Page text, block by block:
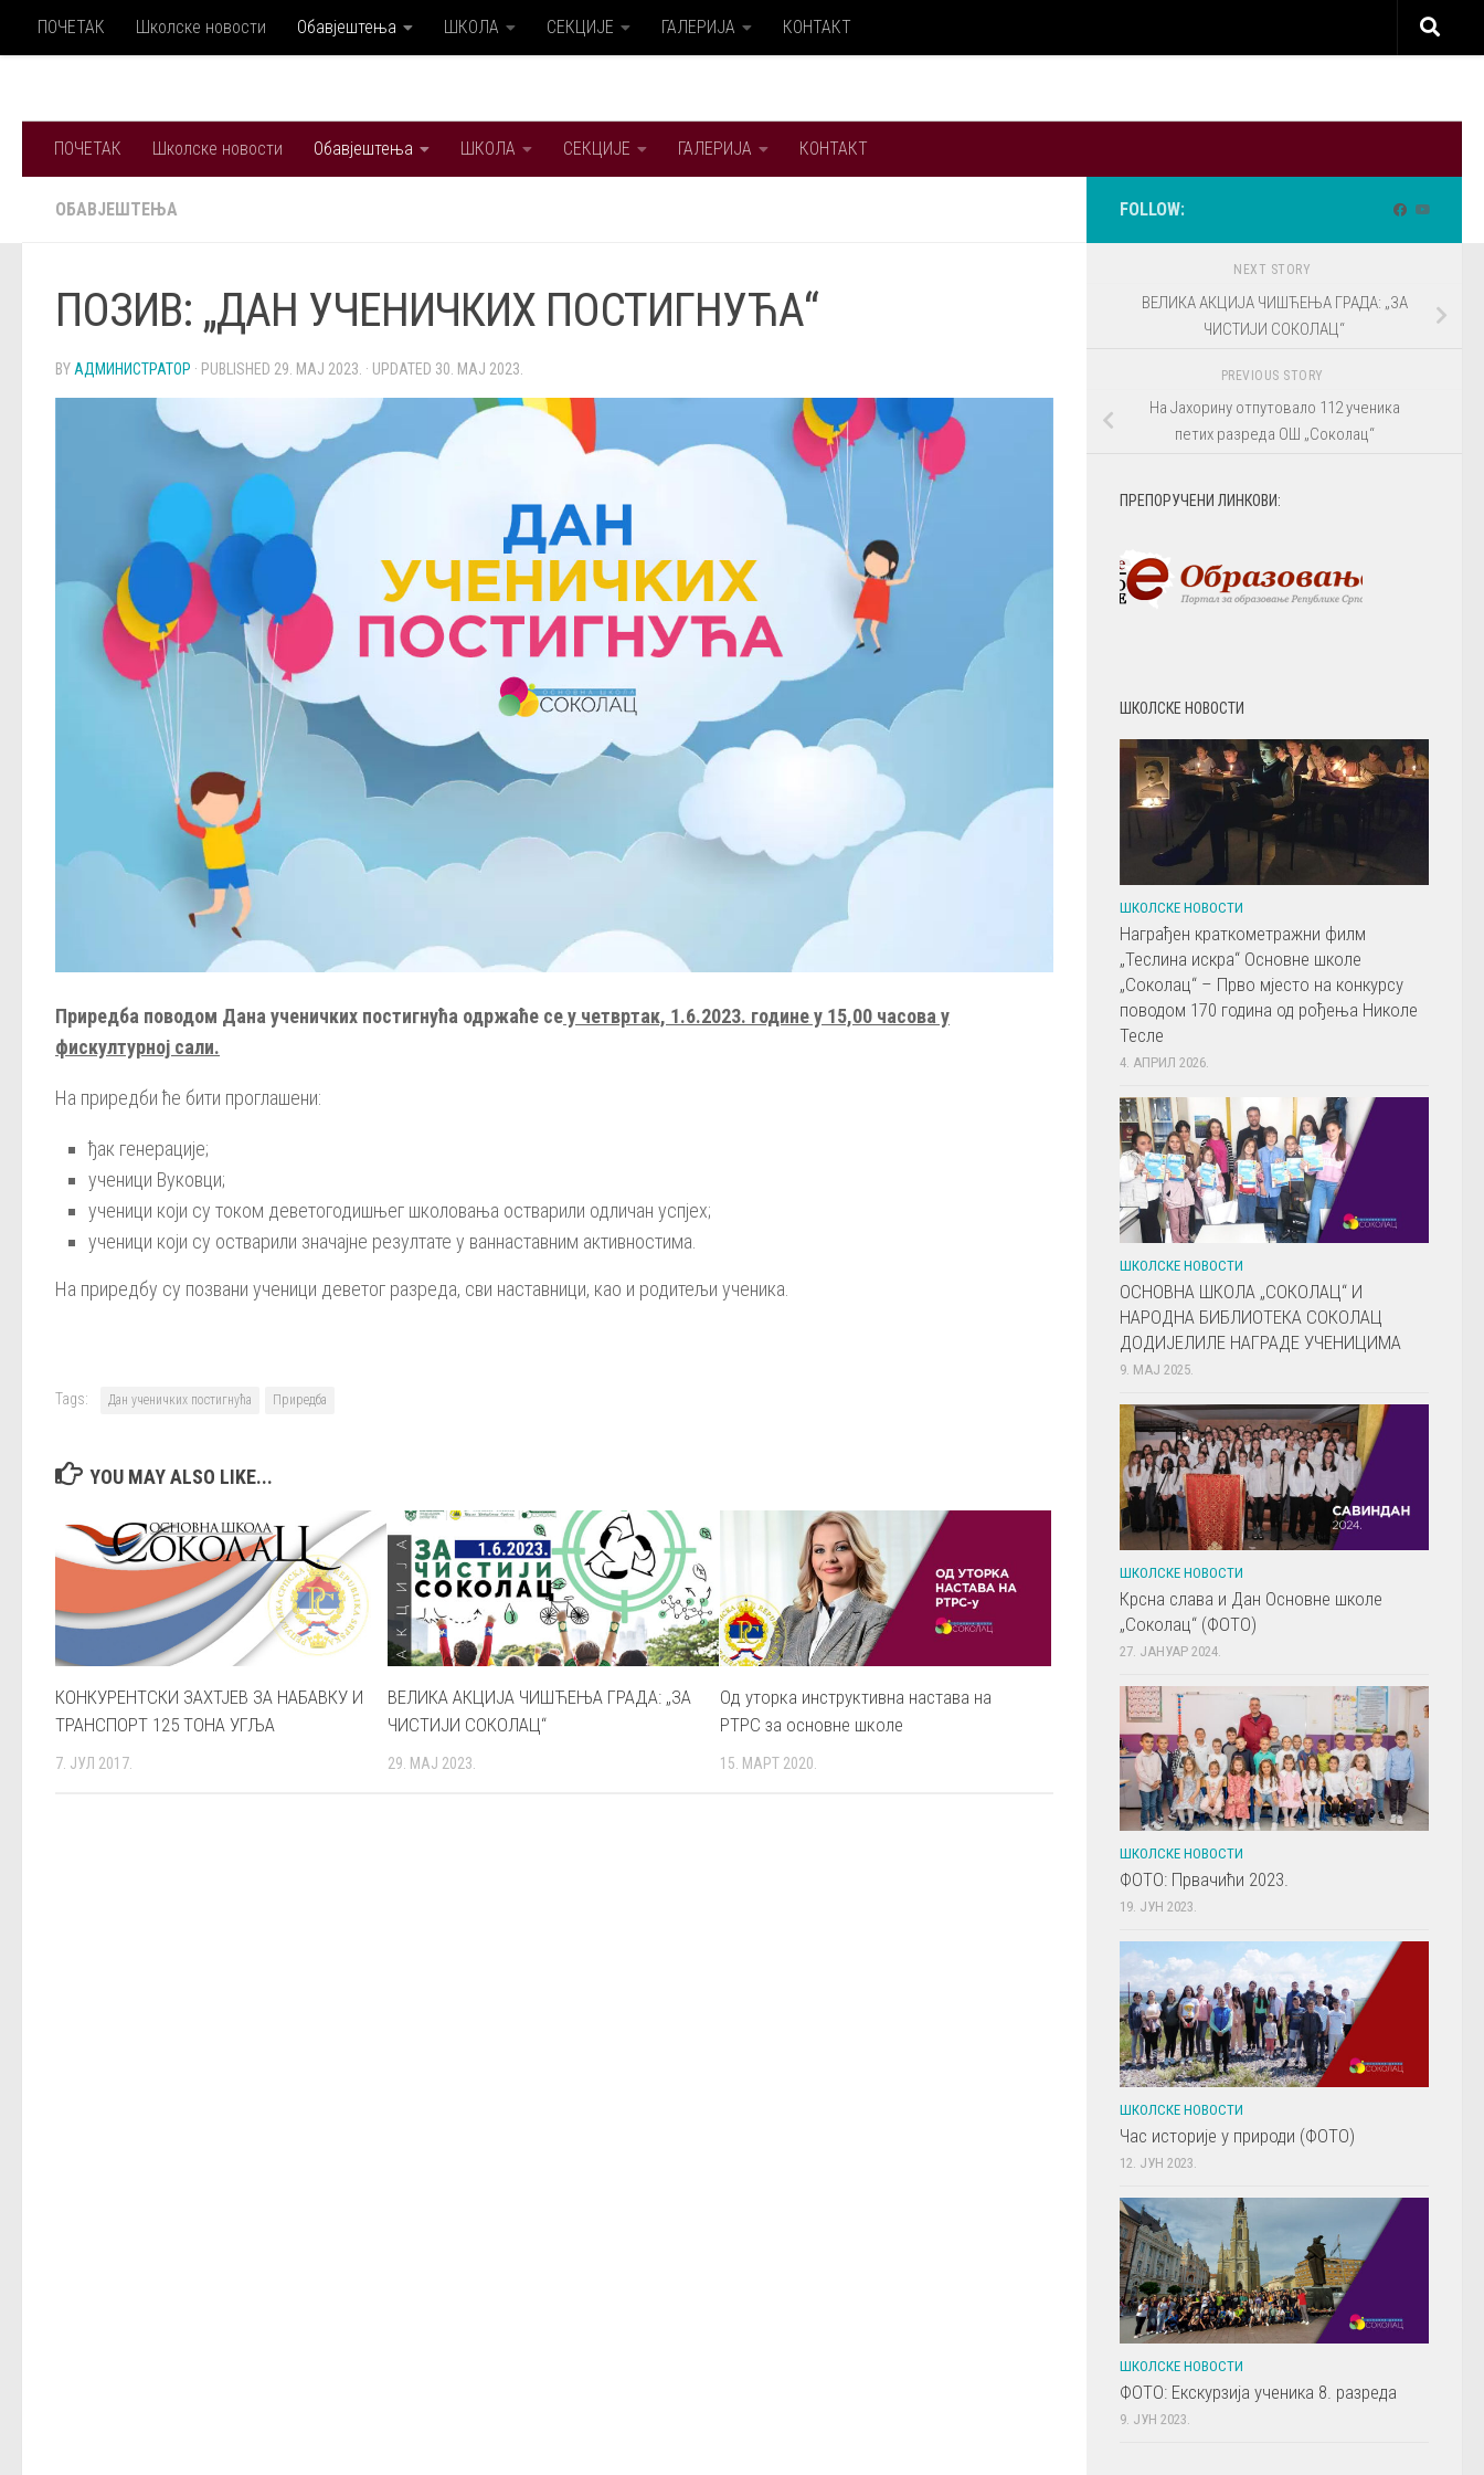
Skip to content
ПОЧЕТАК Школске новости Обавјештења ШКОЛА СЕКЦИЈЕ ГАЛЕРИЈА КОНТАКТ
ПОЧЕТАК Школске новости Обавјештења ШКОЛА СЕКЦИЈЕ ГАЛЕРИЈА КОНТАКТ
ОБАВЈЕШТЕЊА
ПОЗИВ: „ДАН УЧЕНИЧКИХ ПОСТИГНУЋА“
BY АДМИНИСТРАТОР · PUBLISHED 29. МАЈ 2023. · UPDATED 30. МАЈ 2023.
Приредба поводом Дана ученичких постигнућа одржаће сеу четвртак, 1.6.2023. године у 15,00 часова у
фискултурној сали.
На приредби ће бити проглашени:
ђак генерације;
ученици Вуковци;
ученици који су током деветогодишњег школовања остварили одличан успјех;
ученици који су остварили значајне резултате у ваннаставним активностима.
На приредбу су позвани ученици деветог разреда, сви наставници, као и родитељи ученика.
Tags: Дан ученичких постигнућа Приредба
YOU MAY ALSO LIKE...
КОНКУРЕНТСКИ ЗАХТЈЕВ ЗА НАБАВКУ И
ТРАНСПОРТ 125 ТОНА УГЉА
7. ЈУЛ 2017.
ВЕЛИКА АКЦИЈА ЧИШЋЕЊА ГРАДА: „ЗА
ЧИСТИЈИ СОКОЛАЦ“
29. МАЈ 2023.
Од уторка инструктивна настава на
РТРС за основне школе
15. МАРТ 2020.
FOLLOW:
NEXT STORY
ВЕЛИКА АКЦИЈА ЧИШЋЕЊА ГРАДА: „ЗА
ЧИСТИЈИ СОКОЛАЦ“
PREVIOUS STORY
На Јахорину отпутовало 112 ученика
петих разреда ОШ „Соколац“
ПРЕПОРУЧЕНИ ЛИНКОВИ:
ШКОЛСКЕ НОВОСТИ
ШКОЛСКЕ НОВОСТИ
Награђен краткометражни филм
„Теслина искра“ Основне школе
„Соколац“ – Прво мјесто на конкурсу
поводом 170 година од рођења Николе
Тесле
4. АПРИЛ 2026.
ШКОЛСКЕ НОВОСТИ
ОСНОВНА ШКОЛА „СОКОЛАЦ“ И
НАРОДНА БИБЛИОТЕКА СОКОЛАЦ
ДОДИЈЕЛИЛЕ НАГРАДЕ УЧЕНИЦИМА
9. МАЈ 2025.
ШКОЛСКЕ НОВОСТИ
Крсна слава и Дан Основне школе
„Соколац“ (ФОТО)
27. ЈАНУАР 2024.
ШКОЛСКЕ НОВОСТИ
ФОТО: Првачићи 2023.
19. ЈУН 2023.
ШКОЛСКЕ НОВОСТИ
Час историје у природи (ФОТО)
12. ЈУН 2023.
ШКОЛСКЕ НОВОСТИ
ФОТО: Екскурзија ученика 8. разреда
9. ЈУН 2023.